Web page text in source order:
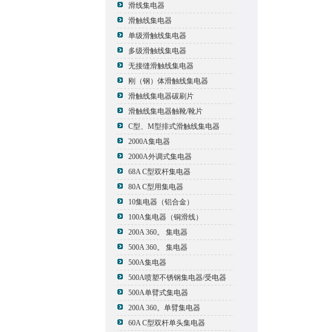
滑线集电器
滑触线集电器
单级滑触线集电器
多级滑触线集电器
无接缝滑触线集电器
刚（钢）体滑触线集电器
滑触线集电器碳刷片
滑触线集电器触靴/靴片
C型、M型排式滑触线集电器
2000A集电器
2000A外调式集电器
68A C型双杆集电器
80A C型用集电器
10集电器（铝合金）
100A集电器（铜滑线）
200A 360。 集电器
500A 360。 集电器
500A集电器
500A喷塑不锈钢集电器/受电器
500A单臂式集电器
200A 360。单臂集电器
60A C型双杆单头集电器